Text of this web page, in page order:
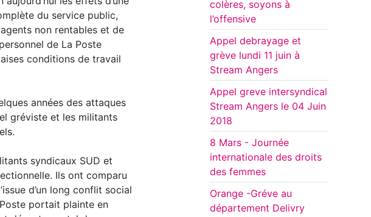
du service public,
non rentables et de
de La Poste
conditions de travail
années des attaques
gréviste et les militants
syndicaux SUD et
Ils ont comparu
d’un long conflit social
portait plainte en
colères, soyons à
l’offensive
Appel debrayage et
grève lundi 11 juin à
Stream Angers
Appel greve intersyndical
Stream Angers le 04 Juin
2018
8 Mars - Journée
internationale des droits
des femmes
Orange -Gréve au
département Delivry